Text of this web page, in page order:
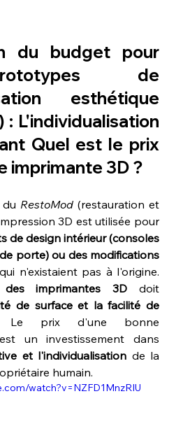
du budget pour
de
esthétique
: L'individualisation
Quel est le prix
imprimante 3D ?
RestoMod (restauration et
3D est utilisée pour
de design intérieur (consoles
porte) ou des modifications
n'existaient pas à l'origine.
des imprimantes 3D doit
de surface et la facilité de
prix d'une bonne
un investissement dans
et l'individualisation de la
humain.
watch?v=NZFD1MnzRIU